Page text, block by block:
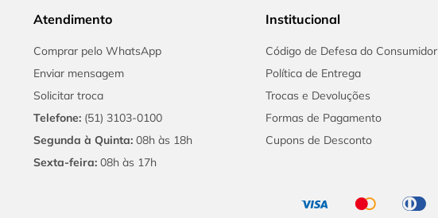
Atendimento
Comprar pelo WhatsApp
Enviar mensagem
Solicitar troca
Telefone: (51) 3103-0100
Segunda à Quinta: 08h às 18h
Sexta-feira: 08h às 17h
Institucional
Código de Defesa do Consumidor
Política de Entrega
Trocas e Devoluções
Formas de Pagamento
Cupons de Desconto